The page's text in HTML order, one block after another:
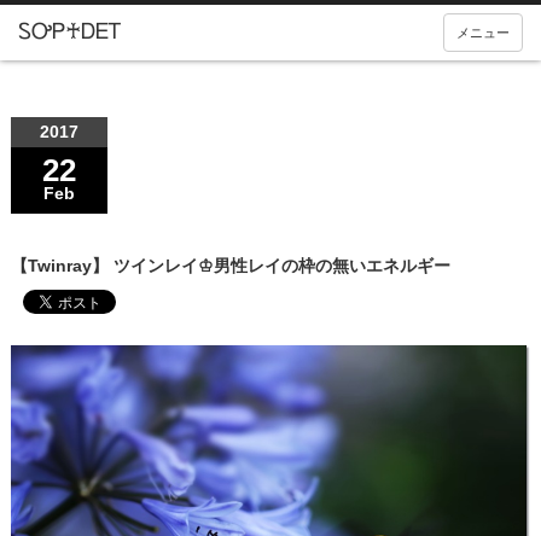
メニュー
2017
22
Feb
【Twinray】 ツインレイ♔男性レイの枠の無いエネルギー